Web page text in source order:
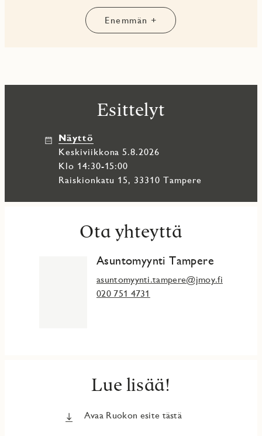
Huomaathan, että ilmoituksen kuvat ovat asunnosta jossa on
sama pohjaratkaisu, mutta sisustusmateriaalit saattavat
tietosuojaselosteen https://www.jmoy.fi/personal-details/
selvittää, mitä henkilötietoja JM Suomi Oy käsittelee ja
miten voit oikaista tietojasi tai peruuttaa suostumuksen.
Enemmän +
Esittelyt
Näyttö
keskiviikkona 5.8.2026
Klo 14:30-15:00
Raiskionkatu 15, 33310 Tampere
Ota yhteyttä
Asuntomyynti Tampere
asuntomyynti.tampere@jmoy.fi
020 751 4731
Lue lisää!
Avaa Ruokon esite tästä